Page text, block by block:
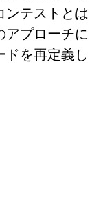
ンテストとは
アプローチに
ドを再定義し